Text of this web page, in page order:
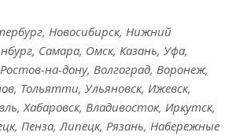
Новосибирск, Нижний
Самара, Омск, Казань, Уфа,
на-дону, Волгоград, Воронеж,
Тольятти, Ульяновск, Ижевск,
Хабаровск, Владивосток, Иркутск,
Пенза, Липецк, Рязань, Набережные